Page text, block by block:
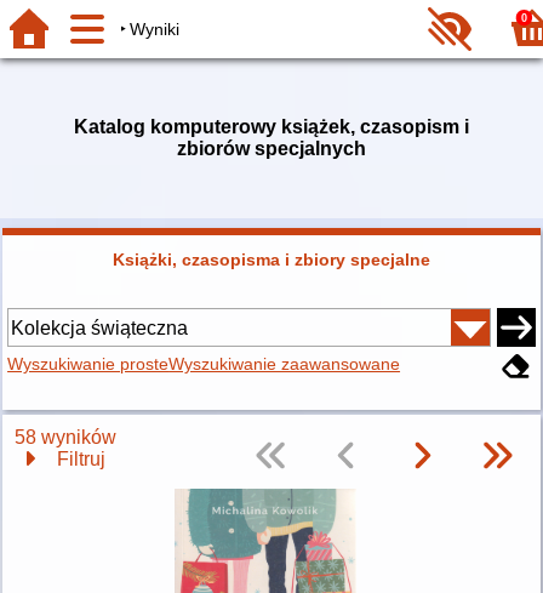
Wyniki
0
Katalog komputerowy książek, czasopism i
zbiorów specjalnych
Książki, czasopisma i zbiory specjalne
Wyszukiwanie prosteWyszukiwanie zaawansowane
58 wyników
Filtruj